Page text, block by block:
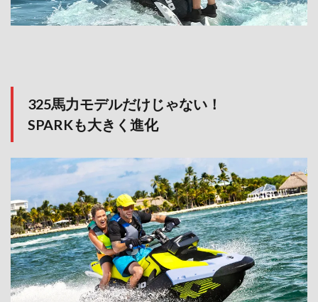
325馬力モデルだけじゃない！
SPARKも大きく進化